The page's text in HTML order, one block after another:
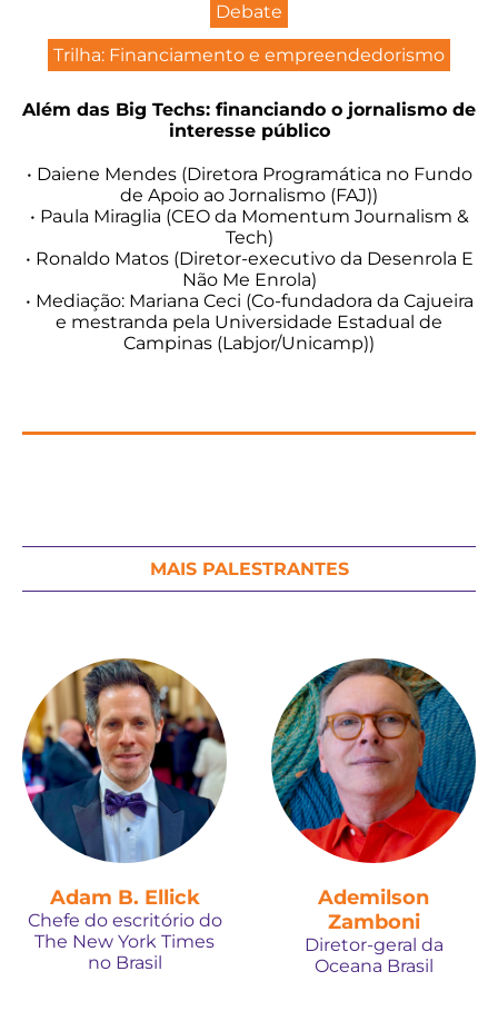
Debate
Trilha: Financiamento e empreendedorismo
Além das Big Techs: financiando o jornalismo de
interesse público
• Daiene Mendes (Diretora Programática no Fundo
de Apoio ao Jornalismo (FAJ))
• Paula Miraglia (CEO da Momentum Journalism &
Tech)
• Ronaldo Matos (Diretor-executivo da Desenrola E
Não Me Enrola)
• Mediação: Mariana Ceci (Co-fundadora da Cajueira
e mestranda pela Universidade Estadual de
Campinas (Labjor/Unicamp))
MAIS PALESTRANTES
Adam B. Ellick
Chefe do escritório do
The New York Times
no Brasil
Ademilson
Zamboni
Diretor-geral da
Oceana Brasil